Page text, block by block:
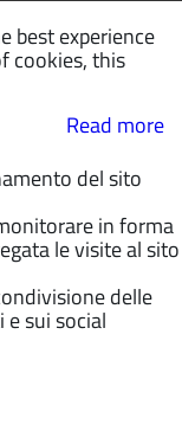
best experience
cookies, this
Read more
del sito
in forma
le visite al sito
delle
e sui social